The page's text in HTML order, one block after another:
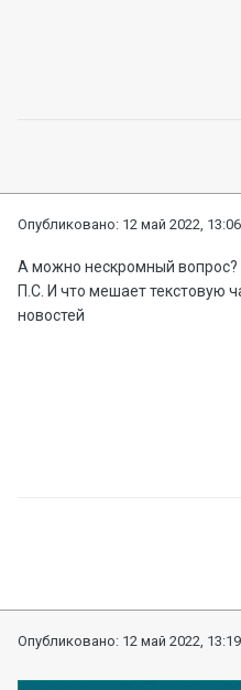
Опубликовано: 12 май 2022,
А можно нескромный вопрос?
П.С. И что мешает текстовую
новостей
Опубликовано: 12 май 2022,